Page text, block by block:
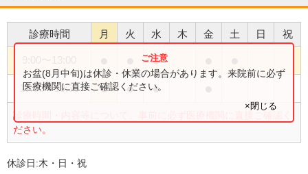
診療時間 月 火 水 木 金 土 日 祝
●
16:00〜18:30 ● ● ●
診療時間・内容等について、事前に必ず医療機関に直接ご確認く
ださい。
お盆(8月中旬)は休診・休業の場合があります。来院前に必ず
医療機関に直接ご確認ください。
×閉じる
休診日:木・日・祝